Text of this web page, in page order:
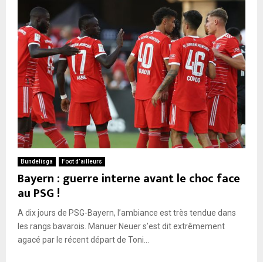
Bundelisga Foot d’ailleurs
Bayern : guerre interne avant le choc face
au PSG !
A dix jours de PSG-Bayern, l’ambiance est très tendue dans
les rangs bavarois. Manuer Neuer s’est dit extrêmement
agacé par le récent départ de Toni...